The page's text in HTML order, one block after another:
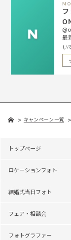
最
い
キャンペーン一覧
トップページ
ロケーションフォト
結婚式当日フォト
フェア・相談会
フォトグラファー